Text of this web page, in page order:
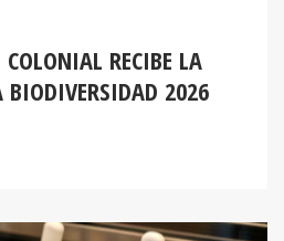
COLONIAL RECIBE LA
2026